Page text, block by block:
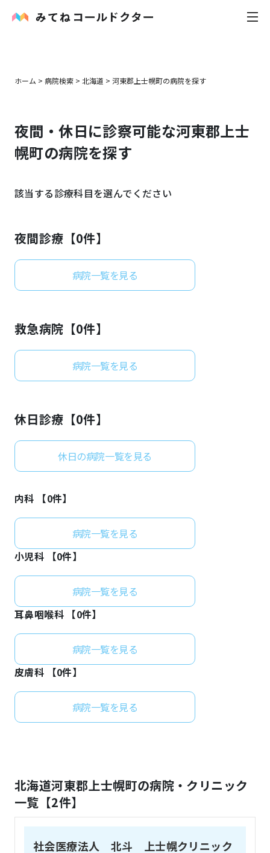
花粉症
感染症
お知らせ
よくあるご質問
ホーム > 病院検索 > 北海道 > 河東郡上士幌町の病院を探す
夜間・休日に診察可能な河東郡上士
幌町の病院を探す
該当する診療科目を選んでください
夜間診療【0件】
病院一覧を見る
救急病院【0件】
病院一覧を見る
休日診療【0件】
休日の病院一覧を見る
内科 【0件】
病院一覧を見る
小児科 【0件】
病院一覧を見る
耳鼻咽喉科 【0件】
病院一覧を見る
皮膚科 【0件】
病院一覧を見る
北海道河東郡上士幌町の病院・クリニック
一覧【2件】
社会医療法人 北斗 上士幌クリニック